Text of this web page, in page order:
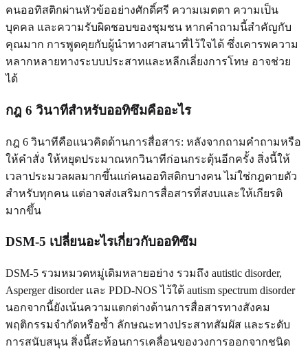
คนออทิสติกผ่านหัวข้ออย่างศักดิ์ศรี ความเมตตา ความเป็น
บุคคล และความรับผิดชอบของชุมชน หากคำถามนี้สำคัญกับ
คุณมาก การพูดคุยกับผู้นำทางศาสนาที่ไว้ใจได้ ซึ่งเคารพความ
หลากหลายทางระบบประสาทและหลีกเลี่ยงการโทษ อาจช่วย
ได้
กฎ 6 วินาทีสำหรับออทิซึมคืออะไร
กฎ 6 วินาทีคือแนวคิดด้านการสื่อสาร: หลังจากถามคำถามหรือ
ให้คำสั่ง ให้หยุดประมาณหกวินาทีก่อนกระตุ้นอีกครั้ง สิ่งนี้ให้
เวลาประมวลผลมากขึ้นแก่คนออทิสติกบางคน ไม่ใช่กฎตายตัว
สำหรับทุกคน แต่อาจส่งเสริมการสื่อสารที่สงบและให้เกียรติ
มากขึ้น
DSM-5 เปลี่ยนอะไรเกี่ยวกับออทิซึม
DSM-5 รวมหมวดหมู่เดิมหลายอย่าง รวมถึง autistic disorder,
Asperger disorder และ PDD-NOS ไว้ใต้ autism spectrum disorder
นอกจากนี้ยังเน้นความแตกต่างด้านการสื่อสารทางสังคม
พฤติกรรมจำกัดหรือซ้ำ ลักษณะทางประสาทสัมผัส และระดับ
การสนับสนุน สิ่งนี้สะท้อนการเคลื่อนของวงการออกจากชนิด